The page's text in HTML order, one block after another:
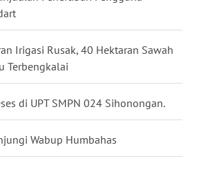
Irigasi Rusak, 40 Hektaran Sawah
Terbengkalai
di UPT SMPN 024 Sihonongan.
Wabup Humbahas